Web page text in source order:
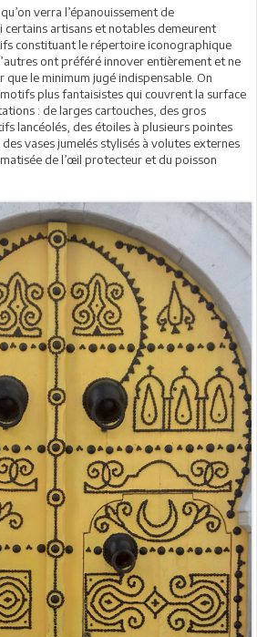
verra l’épanouissement de
certains artisans et notables demeurent
constituant le répertoire iconographique
ont préféré innover entièrement et ne
que le minimum jugé indispensable. On
plus fantaisistes qui couvrent la surface
: de larges cartouches, des gros
lancéolés, des étoiles à plusieurs pointes
vases jumelés stylisés à volutes externes
de l’œil protecteur et du poisson